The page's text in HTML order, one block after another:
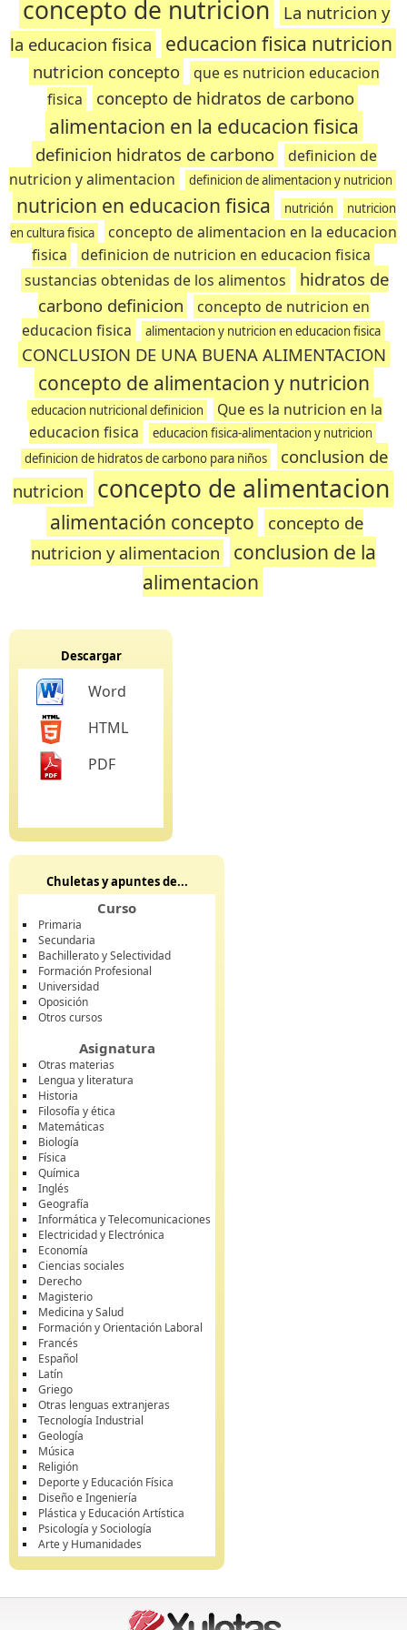
concepto de nutricion
La nutricion y
la educacion fisica
educacion fisica nutricion
nutricion concepto
que es nutricion educacion
fisica
concepto de hidratos de carbono
alimentacion en la educacion fisica
definicion hidratos de carbono
definicion de
nutricion y alimentacion
definicion de alimentacion y nutricion
nutricion en educacion fisica nutrición
nutricion
en cultura fisica
concepto de alimentacion en la educacion
fisica
definicion de nutricion en educacion fisica
sustancias obtenidas de los alimentos
hidratos de
carbono definicion
concepto de nutricion en
educacion fisica
alimentacion y nutricion en educacion fisica
CONCLUSION DE UNA BUENA ALIMENTACION
concepto de alimentacion y nutricion
educacion nutricional definicion
Que es la nutricion en la
educacion fisica
educacion fisica-alimentacion y nutricion
definicion de hidratos de carbono para niños
conclusion de
nutricion
concepto de alimentacion
alimentación concepto
concepto de
nutricion y alimentacion
conclusion de la
alimentacion
Descargar
Word
HTML
PDF
Chuletas y apuntes de...
Curso
Primaria
Secundaria
Bachillerato y Selectividad
Formación Profesional
Universidad
Oposición
Otros cursos
Asignatura
Otras materias
Lengua y literatura
Historia
Filosofía y ética
Matemáticas
Biología
Física
Química
Inglés
Geografía
Informática y Telecomunicaciones
Electricidad y Electrónica
Economía
Ciencias sociales
Derecho
Magisterio
Medicina y Salud
Formación y Orientación Laboral
Francés
Español
Latín
Griego
Otras lenguas extranjeras
Tecnología Industrial
Geología
Música
Religión
Deporte y Educación Física
Diseño e Ingeniería
Plástica y Educación Artística
Psicología y Sociología
Arte y Humanidades